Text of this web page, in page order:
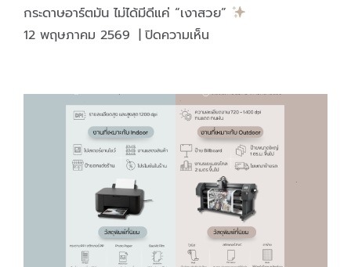
ติด
บน
กระดาษอาร์ตมัน ไม่ได้มีดีแค่ “เงาสวย”
12 พฤษภาคม 2569 | ปิดความเห็นบน
มัน
ไม่
ได้
มี
ดี
แค่
“เงา
สวย”